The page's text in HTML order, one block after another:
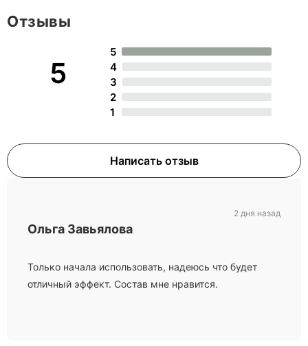
5
5
4
3
2
1
Написать отзыв
Отзывы
Ольга Завьялова
Только начала использовать, надеюсь что будет
отличный эффект. Состав мне нравится.
2 дня назад